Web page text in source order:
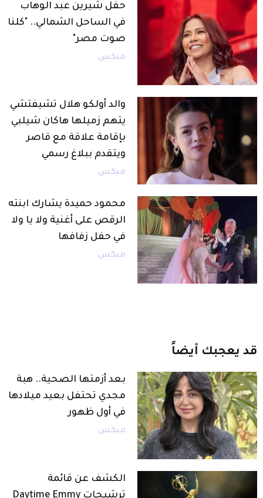
حفل شيرين عبد الوهاب
في الساحل الشمالي.. "كلنا
صوت مصر"
ميكس
والد أولكو هلال تشيفتشي
يتهم زميلها هاكان شيلبي
بإقامة علاقة مع قاصر
ويتقدم ببلاغ رسمي
ميكس
محمود حميدة يشارك ابنته
الرقص على أغنية ولا يا ولا
في حفل زفافها
ميكس
قد يعجبك أيضاً
بعد أزمتها الصحية.. هبة
مجدي تحتفل بعيد ميلادها
في أول ظهور
ميكس
الكشف عن قائمة
ترشيحات Daytime Emmy